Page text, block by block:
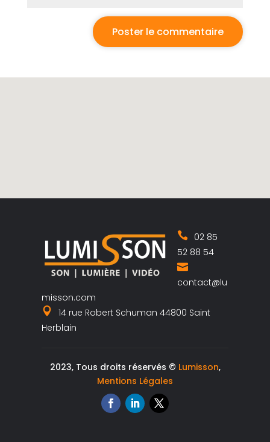
02 85
52 88 54
contact@lu
misson.com
14 rue Robert Schuman 44800 Saint
Herblain
2023, Tous droits réservés © Lumisson,
Mentions Légales